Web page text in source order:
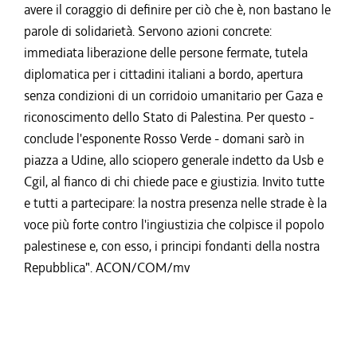
avere il coraggio di definire per ciò che è, non bastano le
parole di solidarietà. Servono azioni concrete:
immediata liberazione delle persone fermate, tutela
diplomatica per i cittadini italiani a bordo, apertura
senza condizioni di un corridoio umanitario per Gaza e
riconoscimento dello Stato di Palestina. Per questo -
conclude l'esponente Rosso Verde - domani sarò in
piazza a Udine, allo sciopero generale indetto da Usb e
Cgil, al fianco di chi chiede pace e giustizia. Invito tutte
e tutti a partecipare: la nostra presenza nelle strade è la
voce più forte contro l'ingiustizia che colpisce il popolo
palestinese e, con esso, i principi fondanti della nostra
Repubblica". ACON/COM/mv